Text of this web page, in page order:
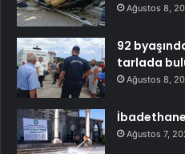
Ağustos 8,
92
tarlada
Ağustos 8,
Ağustos 7,